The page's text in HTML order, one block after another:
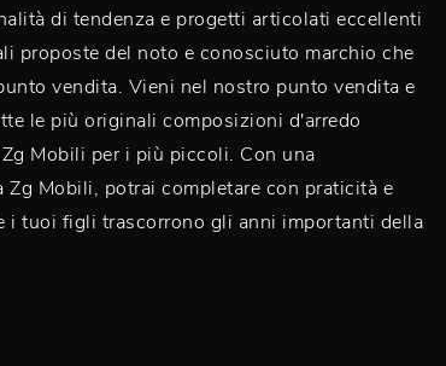
di tendenza e progetti articolati eccellenti
proposte del noto e conosciuto marchio che
vendita. Vieni nel nostro punto vendita e
le più originali composizioni d'arredo
Mobili per i più piccoli. Con una
Zg Mobili, potrai completare con praticità e
i tuoi figli trascorrono gli anni importanti della